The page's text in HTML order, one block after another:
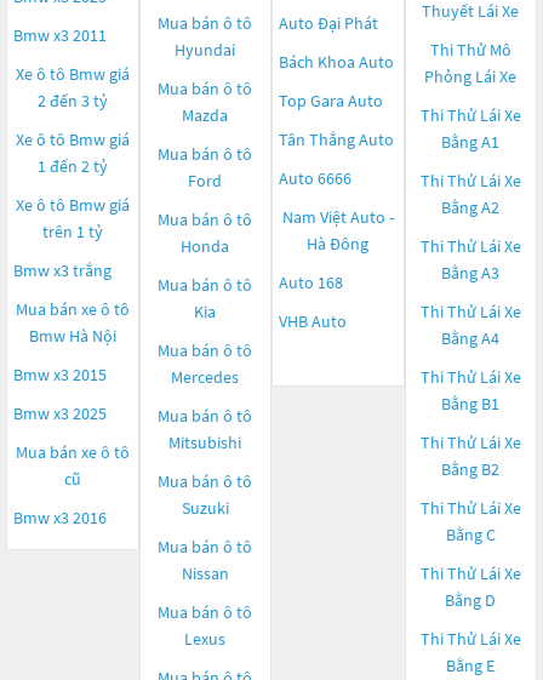
Bmw x3 2011
Xe ô tô Bmw giá
2 đến 3 tỷ
Xe ô tô Bmw giá
1 đến 2 tỷ
Xe ô tô Bmw giá
trên 1 tỷ
Bmw x3 trắng
Mua bán xe ô tô
Bmw Hà Nội
Bmw x3 2015
Bmw x3 2025
Mua bán xe ô tô
cũ
Bmw x3 2016
Mua bán ô tô
Hyundai
Mua bán ô tô
Mazda
Mua bán ô tô
Ford
Mua bán ô tô
Honda
Mua bán ô tô
Kia
Mua bán ô tô
Mercedes
Mua bán ô tô
Mitsubishi
Mua bán ô tô
Suzuki
Mua bán ô tô
Nissan
Mua bán ô tô
Lexus
Auto Đại Phát
Bách Khoa Auto
Top Gara Auto
Tân Thắng Auto
Auto 6666
Nam Việt Auto -
Hà Đông
Auto 168
VHB Auto
Thuyết Lái Xe
Thi Thử Mô
Phỏng Lái Xe
Thi Thử Lái Xe
Bằng A1
Thi Thử Lái Xe
Bằng A2
Thi Thử Lái Xe
Bằng A3
Thi Thử Lái Xe
Bằng A4
Thi Thử Lái Xe
Bằng B1
Thi Thử Lái Xe
Bằng B2
Thi Thử Lái Xe
Bằng C
Thi Thử Lái Xe
Bằng D
Thi Thử Lái Xe
Bằng E